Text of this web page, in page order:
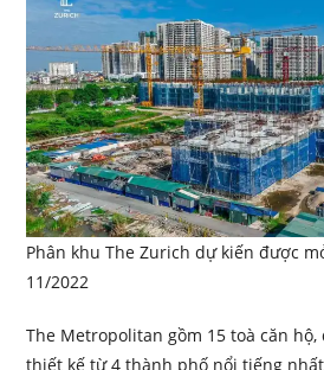
Phân khu The Zurich dự kiến được
11/2022
The Metropolitan gồm 15 toà căn
thiết kế từ 4 thành phố nổi tiếng